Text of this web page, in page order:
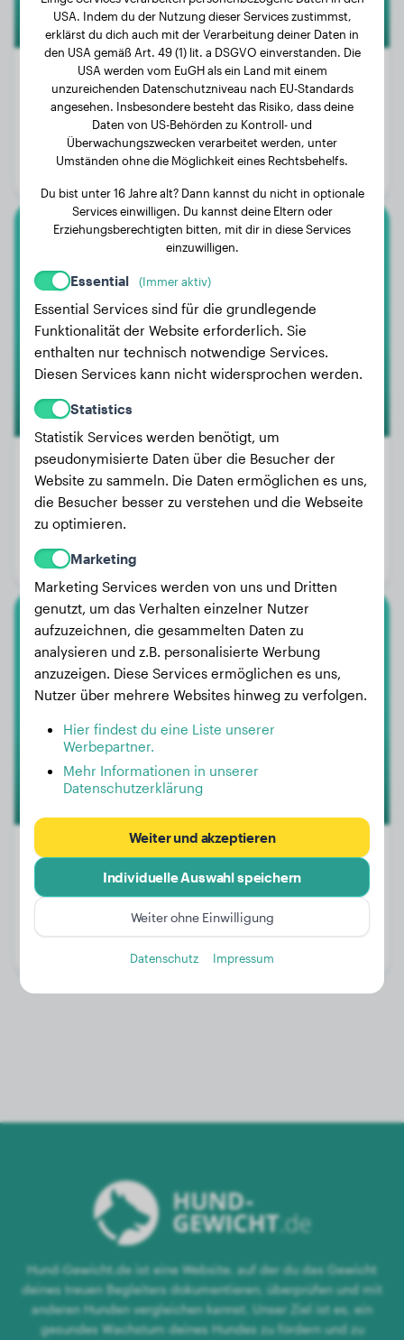
Gewicht:
Alter:
2 Jahre, 7 Monate
Cairn Terrier
Wito
Gewicht:
8 kg
Alter:
Geschlecht:
Malinois
Andor
Gewicht:
22 kg
1 Jahr, 11 Monate
Hund-Gewicht.de ist eine Website, auf der du das Gewicht
deines treuen Begleiters dokumentieren, überprüfen und mit
anderen Hunden vergleichen kannst. Unser Ziel ist es, ein
gesundes Wachstum deines Hundes zu fördern und zu
USA. Indem du der Nutzung dieser Services zustimmst,
erklärst du dich auch mit der Verarbeitung deiner Daten in
den USA gemäß Art. 49 (1) lit. a DSGVO einverstanden. Die
USA werden vom EuGH als ein Land mit einem
unzureichenden Datenschutzniveau nach EU-Standards
angesehen. Insbesondere besteht das Risiko, dass deine
Daten von US-Behörden zu Kontroll- und
Überwachungszwecken verarbeitet werden, unter
Umständen ohne die Möglichkeit eines Rechtsbehelfs.
Du bist unter 16 Jahre alt? Dann kannst du nicht in optionale
Services einwilligen. Du kannst deine Eltern oder
Erziehungsberechtigten bitten, mit dir in diese Services
einzuwilligen.
Essential (Immer aktiv)
Essential Services sind für die grundlegende
Funktionalität der Website erforderlich. Sie
enthalten nur technisch notwendige Services.
Diesen Services kann nicht widersprochen werden.
Statistics
Statistik Services werden benötigt, um
pseudonymisierte Daten über die Besucher der
Website zu sammeln. Die Daten ermöglichen es uns,
die Besucher besser zu verstehen und die Webseite
zu optimieren.
Marketing
Marketing Services werden von uns und Dritten
genutzt, um das Verhalten einzelner Nutzer
aufzuzeichnen, die gesammelten Daten zu
analysieren und z.B. personalisierte Werbung
anzuzeigen. Diese Services ermöglichen es uns,
Nutzer über mehrere Websites hinweg zu verfolgen.
Hier findest du eine Liste unserer
Werbepartner.
Mehr Informationen in unserer
Datenschutzerklärung
Weiter und akzeptieren
Individuelle Auswahl speichern
Weiter ohne Einwilligung
Datenschutz Impressum